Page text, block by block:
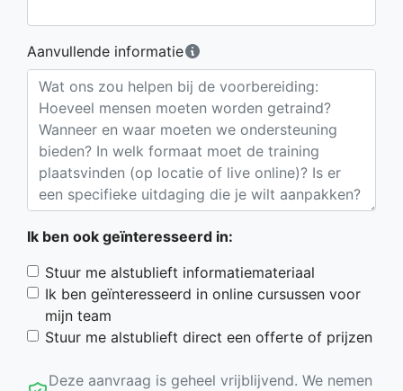
Aanvullende informatie
Ik ben ook geïnteresseerd in:
Stuur me alstublieft informatiemateriaal
Ik ben geïnteresseerd in online cursussen voor
mijn team
Stuur me alstublieft direct een offerte of prijzen
Deze aanvraag is geheel vrijblijvend. We nemen